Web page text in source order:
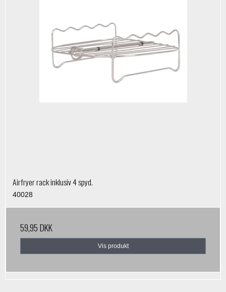
Airfryer rack inklusiv 4 spyd.
40028
59,95 DKK
Vis produkt